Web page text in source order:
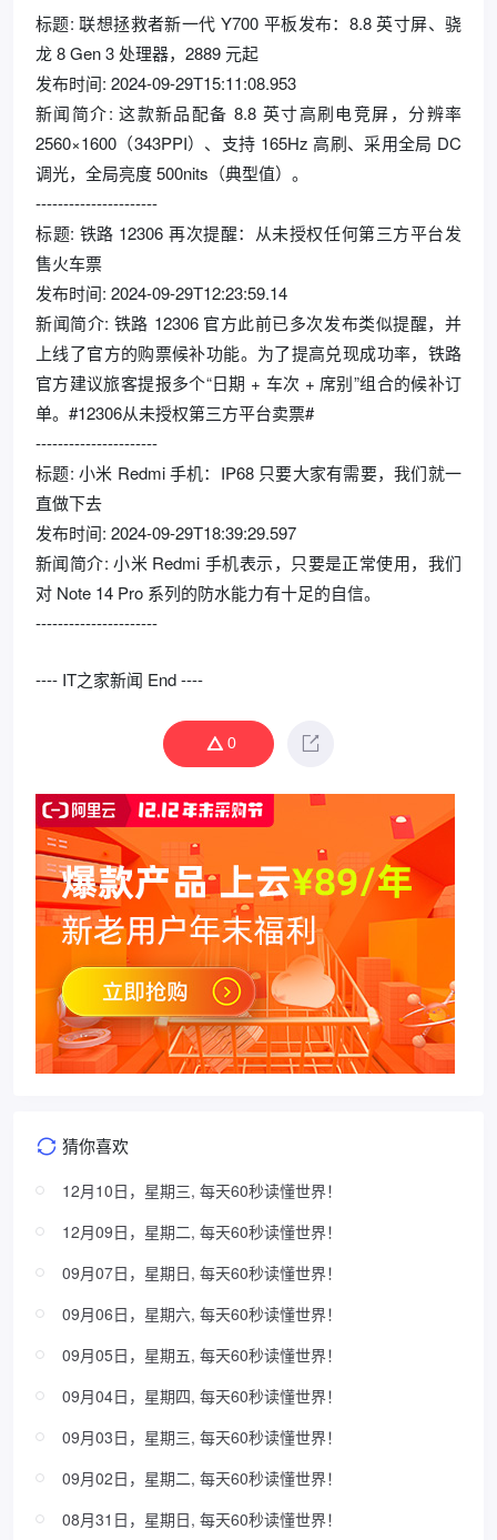
标题: 联想拯救者新一代 Y700 平板发布：8.8 英寸屏、骁
龙 8 Gen 3 处理器，2889 元起
发布时间: 2024-09-29T15:11:08.953
新闻简介: 这款新品配备 8.8 英寸高刷电竞屏，分辨率
2560×1600（343PPI）、支持 165Hz 高刷、采用全局 DC
调光，全局亮度 500nits（典型值）。
----------------------
标题: 铁路 12306 再次提醒：从未授权任何第三方平台发
售火车票
发布时间: 2024-09-29T12:23:59.14
新闻简介: 铁路 12306 官方此前已多次发布类似提醒，并
上线了官方的购票候补功能。为了提高兑现成功率，铁路
官方建议旅客提报多个“日期 + 车次 + 席别”组合的候补订
单。#12306从未授权第三方平台卖票#
----------------------
标题: 小米 Redmi 手机：IP68 只要大家有需要，我们就一
直做下去
发布时间: 2024-09-29T18:39:29.597
新闻简介: 小米 Redmi 手机表示，只要是正常使用，我们
对 Note 14 Pro 系列的防水能力有十足的自信。
----------------------
---- IT之家新闻 End ----
0
猜你喜欢
12月10日，星期三, 每天60秒读懂世界！
12月09日，星期二, 每天60秒读懂世界！
09月07日，星期日, 每天60秒读懂世界！
09月06日，星期六, 每天60秒读懂世界！
09月05日，星期五, 每天60秒读懂世界！
09月04日，星期四, 每天60秒读懂世界！
09月03日，星期三, 每天60秒读懂世界！
09月02日，星期二, 每天60秒读懂世界！
08月31日，星期日, 每天60秒读懂世界！